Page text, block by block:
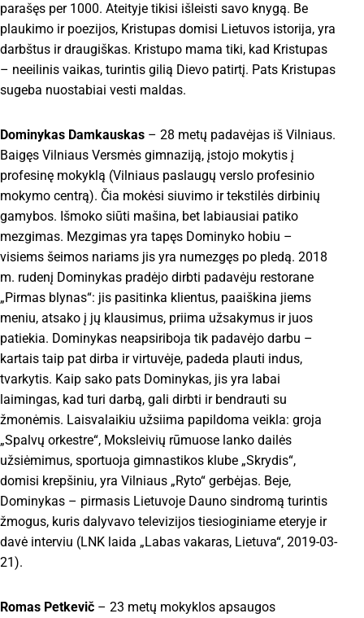
parašęs per 1000. Ateityje tikisi išleisti savo knygą. Be
plaukimo ir poezijos, Kristupas domisi Lietuvos istorija, yra
darbštus ir draugiškas. Kristupo mama tiki, kad Kristupas
– neeilinis vaikas, turintis gilią Dievo patirtį. Pats Kristupas
sugeba nuostabiai vesti maldas.
Dominykas Damkauskas – 28 metų padavėjas iš Vilniaus.
Baigęs Vilniaus Versmės gimnaziją, įstojo mokytis į
profesinę mokyklą (Vilniaus paslaugų verslo profesinio
mokymo centrą). Čia mokėsi siuvimo ir tekstilės dirbinių
gamybos. Išmoko siūti mašina, bet labiausiai patiko
mezgimas. Mezgimas yra tapęs Dominyko hobiu –
visiems šeimos nariams jis yra numezgęs po pledą. 2018
m. rudenį Dominykas pradėjo dirbti padavėju restorane
„Pirmas blynas“: jis pasitinka klientus, paaiškina jiems
meniu, atsako į jų klausimus, priima užsakymus ir juos
patiekia. Dominykas neapsiriboja tik padavėjo darbu –
kartais taip pat dirba ir virtuvėje, padeda plauti indus,
tvarkytis. Kaip sako pats Dominykas, jis yra labai
laimingas, kad turi darbą, gali dirbti ir bendrauti su
žmonėmis. Laisvalaikiu užsiima papildoma veikla: groja
„Spalvų orkestre“, Moksleivių rūmuose lanko dailės
užsiėmimus, sportuoja gimnastikos klube „Skrydis“,
domisi krepšiniu, yra Vilniaus „Ryto“ gerbėjas. Beje,
Dominykas – pirmasis Lietuvoje Dauno sindromą turintis
žmogus, kuris dalyvavo televizijos tiesioginiame eteryje ir
davė interviu (LNK laida „Labas vakaras, Lietuva“, 2019-03-
21).
Romas Petkevič – 23 metų mokyklos apsaugos